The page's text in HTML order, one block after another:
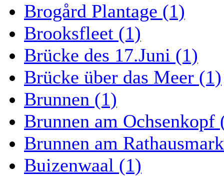
Brogård Plantage (1)
Brooksfleet (1)
Brücke des 17.Juni (1)
Brücke über das Meer (1)
Brunnen (1)
Brunnen am Ochsenkopf
Brunnen am
Buizenwaal (1)